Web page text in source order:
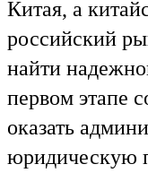
Китая, а
российский
найти
первом этапе
оказать
юридическую